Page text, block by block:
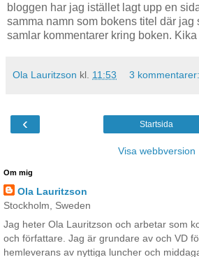
bloggen har jag istället lagt upp en
samma namn som bokens titel där jag
samlar kommentarer kring boken.
Ola Lauritzson kl. 11:53 3 kommentarer:
‹ Startsida
Visa webbversion
Om mig
Ola Lauritzson
Stockholm, Sweden
Jag heter Ola Lauritzson och arbetar som
och författare. Jag är grundare av och VD
hemleverans av nyttiga luncher och